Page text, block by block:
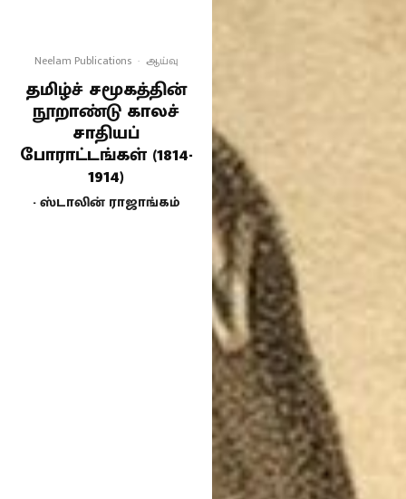
Neelam Publications · ஆய்வு
தமிழ்ச் சமூகத்தின்
நூறாண்டு காலச்
சாதியப்
போராட்டங்கள் (1814-
1914)
- ஸ்டாலின் ராஜாங்கம்